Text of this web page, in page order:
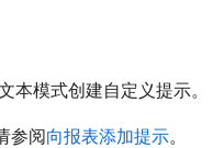
本模式创建自定义提示。
参阅向报表添加提示。